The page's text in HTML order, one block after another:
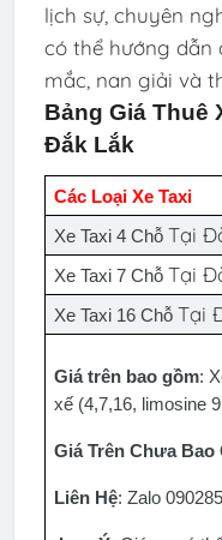
lịch sự, chuyên
có thể hướng dẫn
mắc, nan giải và
Bảng Giá Thuê
Đắk Lắk
Các Loại Xe Taxi
Xe Taxi 4 Chỗ Tại
Xe Taxi 7 Chỗ Tại
Xe Taxi 16 Chỗ Tại
Giá trên bao gồm:
xế (4,7,16, limosine
Giá Trên Chưa Bao
Liên Hệ: Zalo